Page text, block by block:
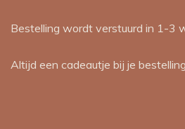
Bestelling wordt verstuurd in 1-3
Altijd een cadeautje bij je bestelling